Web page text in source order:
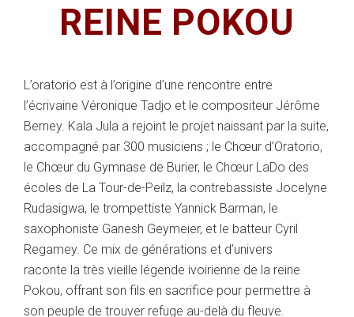
REINE POKOU
L’oratorio est à l’origine d’une rencontre entre
l’écrivaine Véronique Tadjo et le compositeur Jérôme
Berney. Kala Jula a rejoint le projet naissant par la suite,
accompagné par 300 musiciens ; le Chœur d’Oratorio,
le Chœur du Gymnase de Burier, le Chœur LaDo des
écoles de La Tour-de-Peilz, la contrebassiste Jocelyne
Rudasigwa, le trompettiste Yannick Barman, le
saxophoniste Ganesh Geymeier, et le batteur Cyril
Regamey. Ce mix de générations et d’univers
raconte la très vieille légende ivoirienne de la reine
Pokou, offrant son fils en sacrifice pour permettre à
son peuple de trouver refuge au-delà du fleuve.